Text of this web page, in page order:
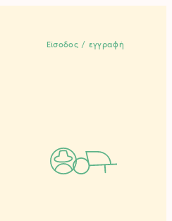
Είσοδος / εγγραφή